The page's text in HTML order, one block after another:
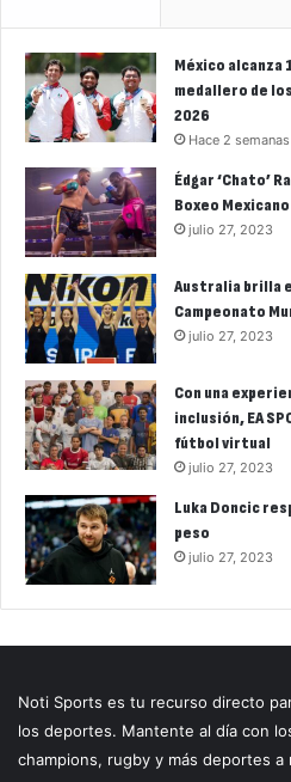
México alcanza
medallero de
2026
Hace 2 semanas
Édgar ‘Chato’
Boxeo Mexicano
julio 27, 2023
Australia brilla
Campeonato
julio 27, 2023
Con una
inclusión, EA
fútbol virtual
julio 27, 2023
Luka Doncic
peso
julio 27, 2023
Noti Sports es tu recurso directo
los deportes. Mantente al día con
champions, rugby y más deportes a